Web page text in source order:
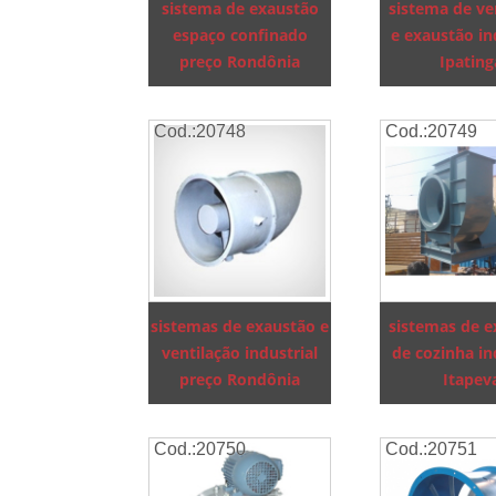
sistema de exaustão
espaço confinado
preço Rondônia
sistema de
e exaustão
Cod.:20748
sistemas de exaustão e
ventilação industrial
preço Rondônia
Cod.:20749
sistemas de
de cozinha
Cod.:20750 Cod.:20751